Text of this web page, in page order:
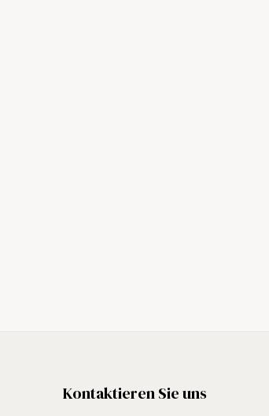
Kontaktieren Sie uns